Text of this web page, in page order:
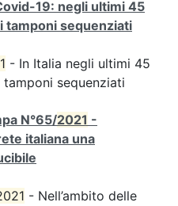
19: negli ultimi 45
tamponi sequenziati
- In Italia negli ultimi 45
sequenziati
N°65/2021 -
italiana una
- Nell’ambito delle